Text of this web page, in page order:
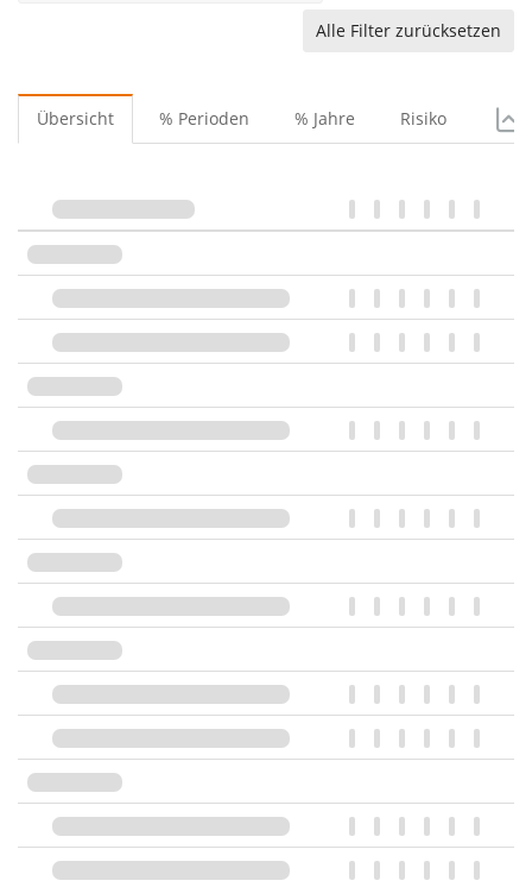
Alle Filter zurücksetzen
Übersicht % Perioden % Jahre Risiko